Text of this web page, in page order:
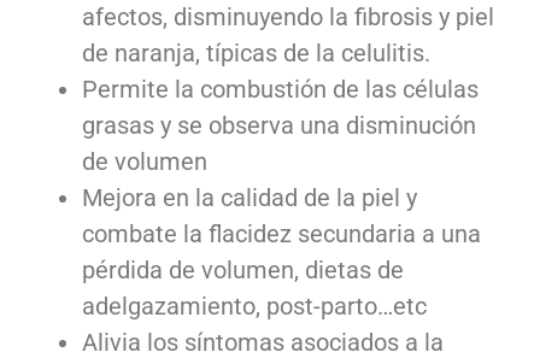
afectos, disminuyendo la fibrosis y piel
de naranja, típicas de la celulitis.
Permite la combustión de las células
grasas y se observa una disminución
de volumen
Mejora en la calidad de la piel y
combate la flacidez secundaria a una
pérdida de volumen, dietas de
adelgazamiento, post-parto…etc
Alivia los síntomas asociados a la